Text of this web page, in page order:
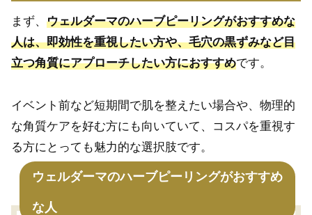
まず、 ウェルダーマのハーブピーリングがおすすめな
人は、即効性を重視したい方や、毛穴の黒ずみなど目
立つ角質にアプローチしたい方におすすめです。
イベント前など短期間で肌を整えたい場合や、物理的
な角質ケアを好む方にも向いていて、コスパを重視す
る方にとっても魅力的な選択肢です。
ウェルダーマのハーブピーリングがおすすめ
な人